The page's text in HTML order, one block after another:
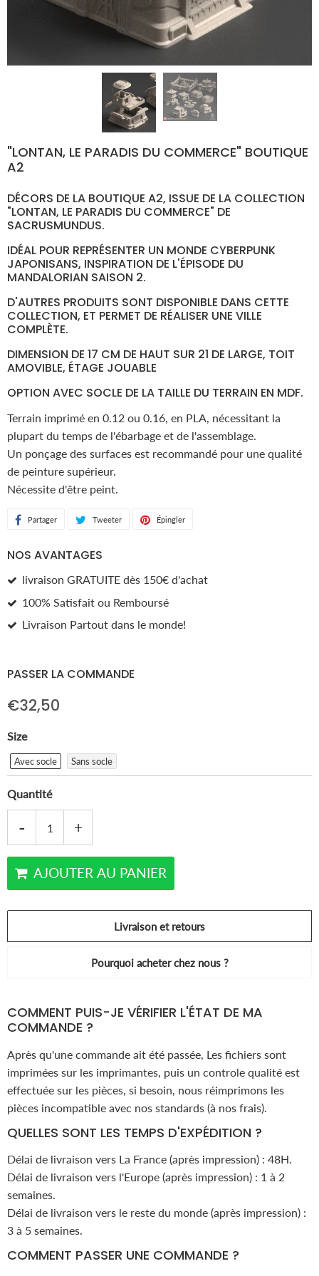
"LONTAN, LE PARADIS DU COMMERCE" BOUTIQUE
A2
DÉCORS DE LA BOUTIQUE A2, ISSUE DE LA COLLECTION
"LONTAN, LE PARADIS DU COMMERCE" DE
SACRUSMUNDUS.
IDÉAL POUR REPRÉSENTER UN MONDE CYBERPUNK
JAPONISANS, INSPIRATION DE L'ÉPISODE DU
MANDALORIAN SAISON 2.
D'AUTRES PRODUITS SONT DISPONIBLE DANS CETTE
COLLECTION, ET PERMET DE RÉALISER UNE VILLE
COMPLÈTE.
DIMENSION DE 17 CM DE HAUT SUR 21 DE LARGE, TOIT
AMOVIBLE, ÉTAGE JOUABLE
OPTION AVEC SOCLE DE LA TAILLE DU TERRAIN EN MDF.
Terrain imprimé en 0.12 ou 0.16, en PLA, nécessitant la
plupart du temps de l'ébarbage et de l'assemblage.
Un ponçage des surfaces est recommandé pour une qualité
de peinture supérieur.
Nécessite d'être peint.
Partager Partager
Facebook
Tweeter TweeterÉpingler
NOS AVANTAGES
livraison GRATUITE dès 150€ d'achat
100% Satisfait ou Remboursé
Livraison Partout dans le monde!
PASSER LA COMMANDE
€32,50
Size
Avec socle Sans socle
Quantité
+
-
AJOUTER AU PANIER
Livraison et retours
Pourquoi acheter chez nous ?
COMMENT PUIS-JE VÉRIFIER L'ÉTAT DE MA
COMMANDE ?
Après qu'une commande ait été passée, Les fichiers sont
imprimées sur les imprimantes, puis un controle qualité est
effectuée sur les pièces, si besoin, nous réimprimons les
pièces incompatible avec nos standards (à nos frais).
QUELLES SONT LES TEMPS D'EXPÉDITION ?
Délai de livraison vers La France (après impression) : 48H.
Délai de livraison vers l'Europe (après impression) : 1 à 2
semaines.
Délai de livraison vers le reste du monde (après impression) :
3 à 5 semaines.
COMMENT PASSER UNE COMMANDE ?